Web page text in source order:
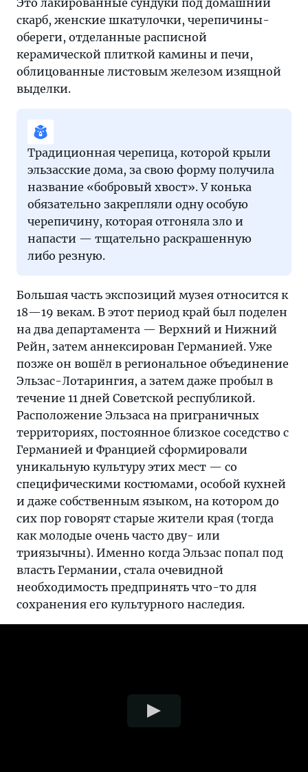
скарб, женские шкатулочки, черепичины-
обереги, отделанные расписной
керамической плиткой камины и печи,
облицованные листовым железом изящной
выделки.
Традиционная черепица, которой крыли
эльзасские дома, за свою форму получила
название «бобровый хвост». У конька
обязательно закрепляли одну особую
черепичину, которая отгоняла зло и
напасти — тщательно раскрашенную
либо резную.
Большая часть экспозиций музея относится к
18—19 векам. В этот период край был поделен
на два департамента — Верхний и Нижний
Рейн, затем аннексирован Германией. Уже
позже он вошёл в региональное объединение
Эльзас-Лотарингия, а затем даже пробыл в
течение 11 дней Советской республикой.
Расположение Эльзаса на приграничных
территориях, постоянное близкое соседство с
Германией и Францией сформировали
уникальную культуру этих мест — со
специфическими костюмами, особой кухней
и даже собственным языком, на котором до
сих пор говорят старые жители края (тогда
как молодые очень часто дву- или
триязычны). Именно когда Эльзас попал под
власть Германии, стала очевидной
необходимость предпринять что-то для
сохранения его культурного наследия.